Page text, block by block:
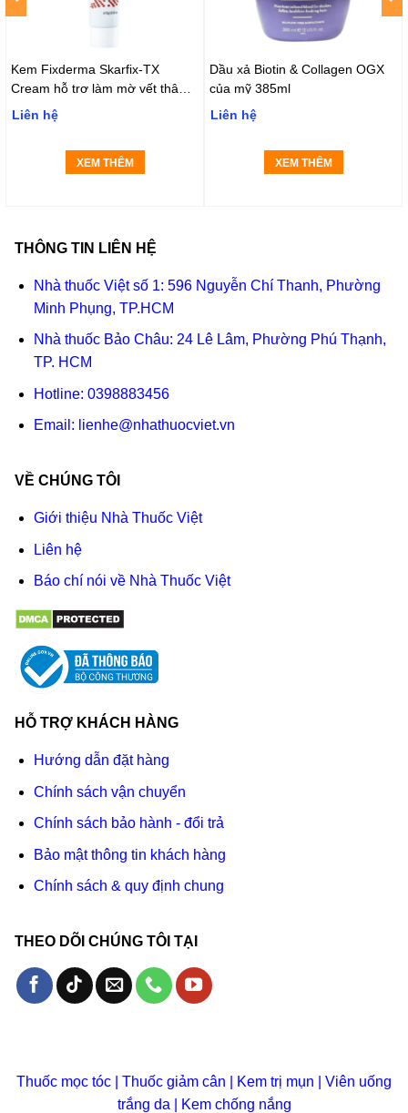
Kem Fixderma Skarfix-TX
Cream hỗ trợ làm mờ vết thâm,
đốm đen, nám (15g)
Liên hệ
XEM THÊM
Dầu xả Biotin & Collagen OGX
của mỹ 385ml
Liên hệ
XEM THÊM
THÔNG TIN LIÊN HỆ
Nhà thuốc Việt số 1: 596 Nguyễn Chí Thanh, Phường
Minh Phụng, TP.HCM
Nhà thuốc Bảo Châu: 24 Lê Lâm, Phường Phú Thạnh,
TP. HCM
Hotline: 0398883456
Email: lienhe@nhathuocviet.vn
VỀ CHÚNG TÔI
Giới thiệu Nhà Thuốc Việt
Liên hệ
Báo chí nói về Nhà Thuốc Việt
HỖ TRỢ KHÁCH HÀNG
Hướng dẫn đặt hàng
Chính sách vận chuyển
Chính sách bảo hành - đổi trả
Bảo mật thông tin khách hàng
Chính sách & quy định chung
THEO DÕI CHÚNG TÔI TẠI
Thuốc mọc tóc Thuốc giảm cân Kem trị mụn
Viên uống
trắng da
Kem chống nắng